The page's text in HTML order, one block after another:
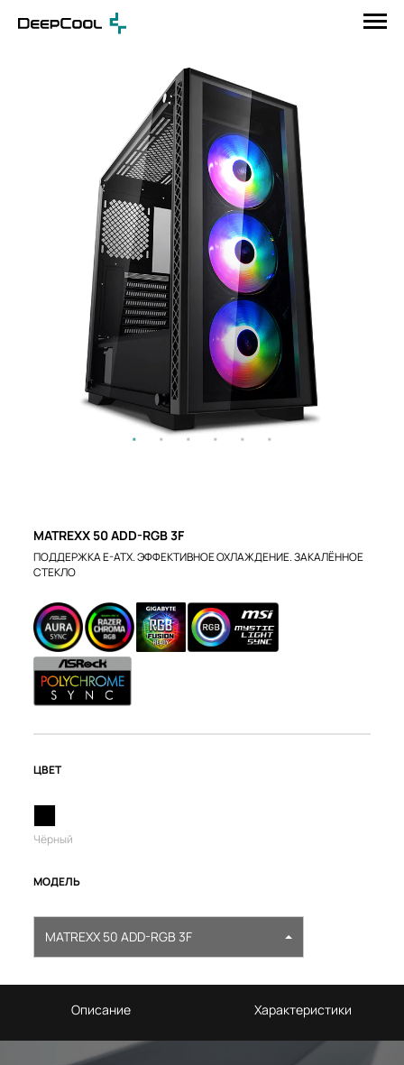
MATREXX 50 ADD-RGB 3F
ПОДДЕРЖКА E-ATX. ЭФФЕКТИВНОЕ ОХЛАЖДЕНИЕ. ЗАКАЛЁННОЕ
СТЕКЛО
ЦВЕТ
Чёрный
МОДЕЛЬ
MATREXX 50 ADD-RGB 3F
Описание Характеристики